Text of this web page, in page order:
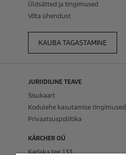
Üldsätted ja tingimused
Võta ühendust
KAUBA TAGASTAMINE
JURIIDILINE TEAVE
Sisukaart
Kodulehe kasutamise tingimused
Privaatsuspoliitika
KÄRCHER OÜ
Kadaka tee 133